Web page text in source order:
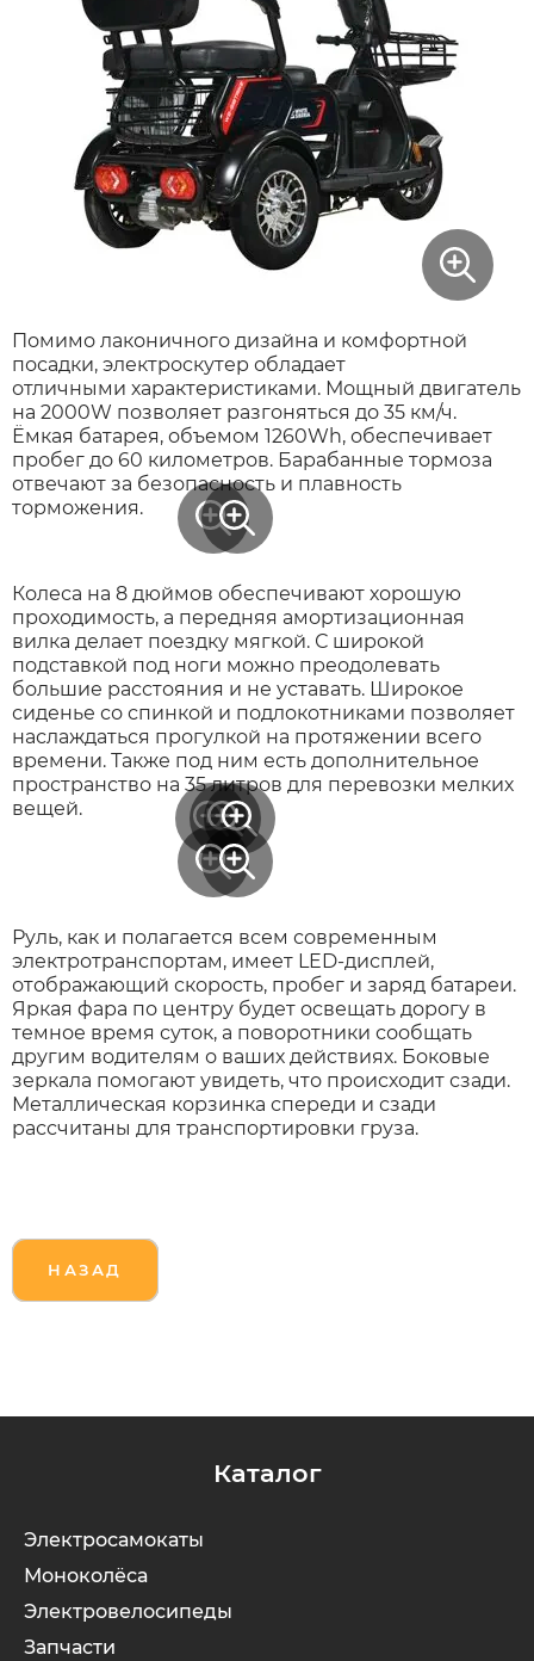
Xiaomi
xDevice
Zaxboard
Сянчу
Помимо лаконичного дизайна и комфортной
посадки, электроскутер обладает
отличными характеристиками. Мощный двигатель
на 2000W позволяет разгоняться до 35 км/ч.
Ёмкая батарея, объемом 1260Wh, обеспечивает
пробег до 60 километров. Барабанные тормоза
отвечают за безопасность и плавность
торможения.
Колеса на 8 дюймов обеспечивают хорошую
проходимость, а передняя амортизационная
вилка делает поездку мягкой. С широкой
подставкой под ноги можно преодолевать
большие расстояния и не уставать. Широкое
сиденье со спинкой и подлокотниками позволяет
наслаждаться прогулкой на протяжении всего
времени. Также под ним есть дополнительное
пространство на 35 литров для перевозки мелких
вещей.
Руль, как и полагается всем современным
электротранспортам, имеет LED-дисплей,
отображающий скорость, пробег и заряд батареи.
Яркая фара по центру будет освещать дорогу в
темное время суток, а поворотники сообщать
другим водителям о ваших действиях. Боковые
зеркала помогают увидеть, что происходит сзади.
Металлическая корзинка спереди и сзади
рассчитаны для транспортировки груза.
НАЗАД
Каталог
Электросамокаты
Моноколёса
Электровелосипеды
Запчасти